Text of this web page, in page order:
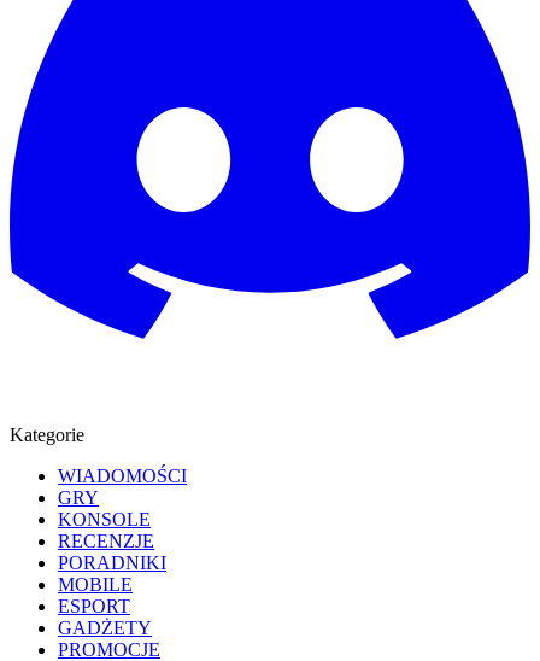
Kategorie
WIADOMOŚCI
GRY
KONSOLE
RECENZJE
PORADNIKI
MOBILE
ESPORT
GADŻETY
PROMOCJE